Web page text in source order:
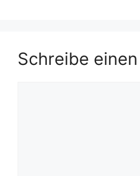
Schreibe